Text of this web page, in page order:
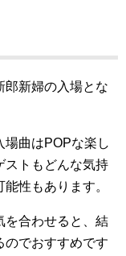
郎新婦の入場とな
場曲はPOPな楽し
ストもどんな気持
性もあります。
を合わせると、結
のでおすすめです